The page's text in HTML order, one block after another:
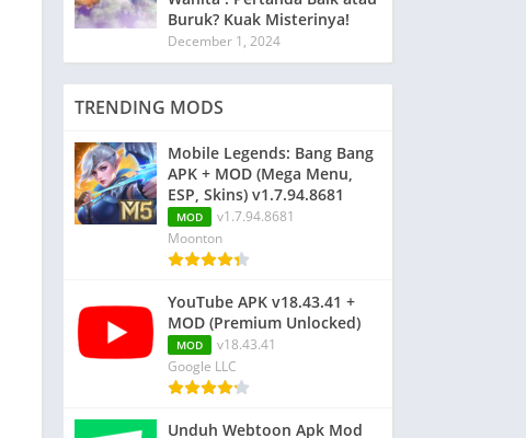
Buruk? Kuak Misterinya!
December 1, 2024
TRENDING MODS
Mobile Legends: Bang Bang
APK + MOD (Mega Menu,
ESP, Skins) v1.7.94.8681
MOD
v1.7.94.8681
Moonton
YouTube APK v18.43.41 +
MOD (Premium Unlocked)
MOD
v18.43.41
Google LLC
Unduh Webtoon Apk Mod